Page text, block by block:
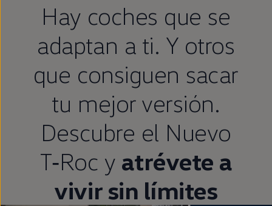
Hay coches que se
adaptan a ti. Y otros
que consiguen sacar
tu mejor versión.
Descubre el Nuevo
T‑Roc y atrévete a
vivir sin límites